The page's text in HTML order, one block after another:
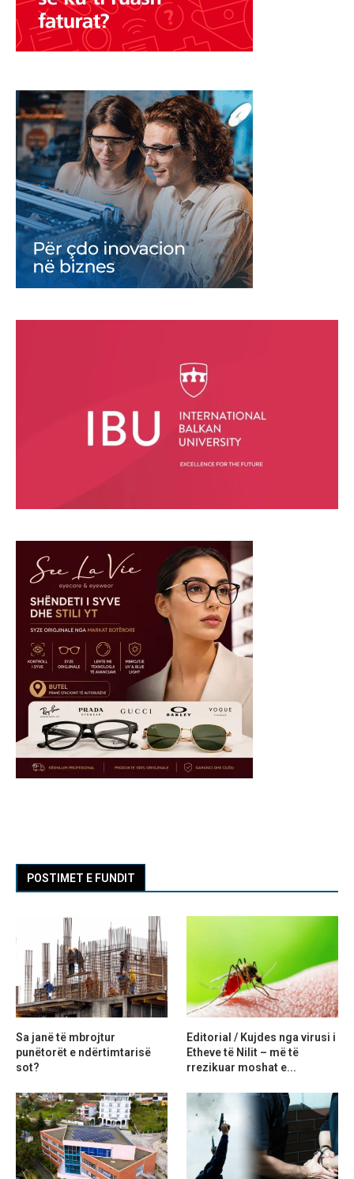
POSTIMET E FUNDIT
Sa janë të mbrojtur
punëtorët e ndërtimtarisë
sot?
Editorial / Kujdes nga virusi i
Etheve të Nilit – më të
rrezikuar moshat e...